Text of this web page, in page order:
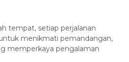
tempat, setiap perjalanan
menikmati pemandangan,
memperkaya pengalaman